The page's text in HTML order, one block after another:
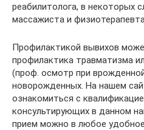
реабилитолога, в некоторых
массажиста и
Профилактикой вывихов
профилактика травматизма
(проф. осмотр при
новорожденных. На нашем
ознакомиться с
консультирующих в данном
прием можно в любое